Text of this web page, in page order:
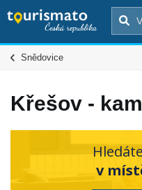
Snědovice
Křešov -
v